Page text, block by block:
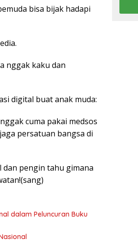
bisa bijak hadapi
nggak kaku dan
digital buat anak muda:
cuma pakai medsos
persatuan bangsa di
dan pengin tahu gimana
dalam Peluncuran Buku